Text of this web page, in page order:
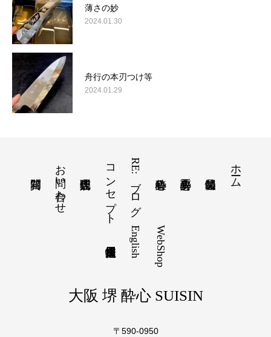
薄さの妙
2024.01.30
舟行の本刃つけ等
2024.01.29
ホーム
RE:ブログ
コンセプト
お問い合わせ
WebShop
English
大阪 堺 酔心 SUISIN
〒590-0950